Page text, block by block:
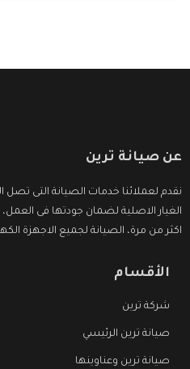
عن صيانة ترين
نقدم لعملائنا خدمات الصيانة التى
الغيار الاصلية لضمان جودتها فى
اكثر من مرة، الصيانة لجميع الاجهزة
الأقسام
شركة ترين
صيانة ترين الرئيسي
صيانة ترين وعناوينها